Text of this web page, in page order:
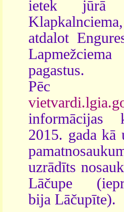
ietek jūrā
Klapkalnciema,
atdalot
Lapmežciema
pagastus.
Pēc
informācijas
2015. gada kā
uzrādīts
Lāčupe
bija Lāčupīte).